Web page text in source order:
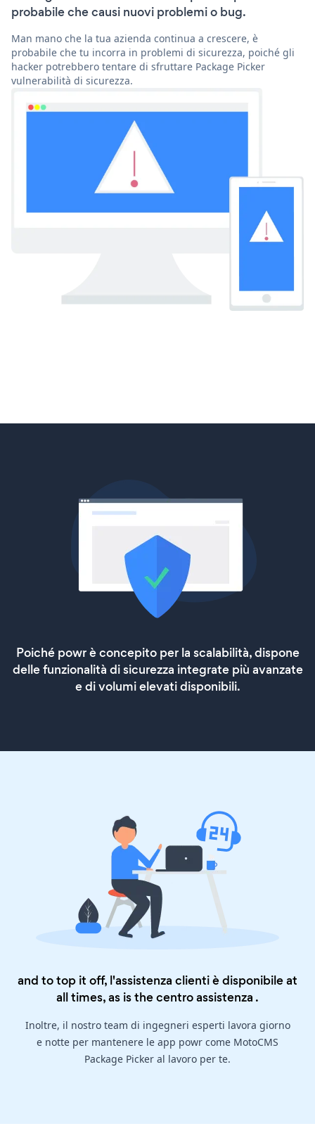
probabile che causi nuovi problemi o bug.
Man mano che la tua azienda continua a crescere, è
probabile che tu incorra in problemi di sicurezza, poiché gli
hacker potrebbero tentare di sfruttare Package Picker
vulnerabilità di sicurezza.
Poiché powr è concepito per la scalabilità, dispone
delle funzionalità di sicurezza integrate più avanzate
e di volumi elevati disponibili.
and to top it off, l'assistenza clienti è disponibile at
all times, as is thecentro assistenza .
Inoltre, il nostro team di ingegneri esperti lavora giorno
e notte per mantenere le app powr come MotoCMS
Package Picker al lavoro per te.